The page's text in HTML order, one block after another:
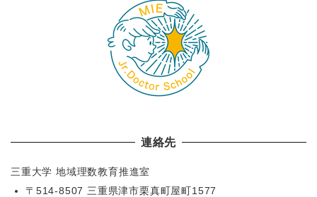
連絡先
三重大学 地域理数教育推進室
〒514-8507 三重県津市栗真町屋町1577